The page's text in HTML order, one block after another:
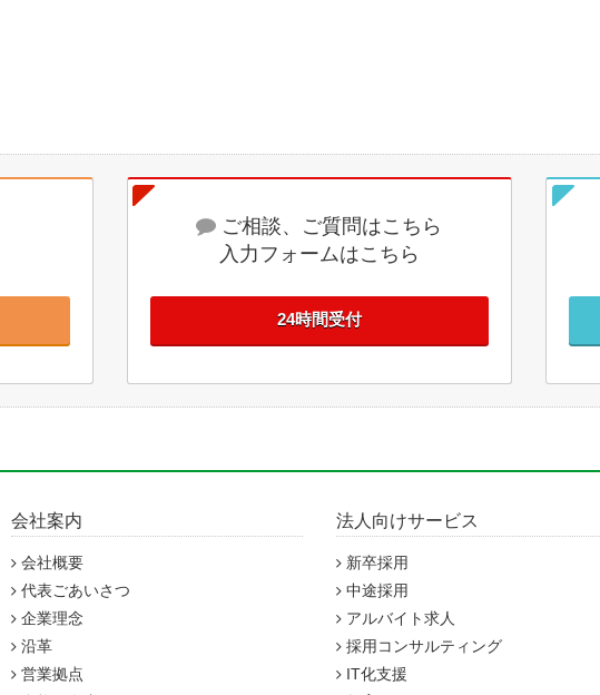
ご相談、ご質問はこちら
入力フォームはこちら
24時間受付
会社案内
会社概要
代表ごあいさつ
企業理念
沿革
営業拠点
法人向けサービス
新卒採用
中途採用
アルバイト求人
採用コンサルティング
IT化支援